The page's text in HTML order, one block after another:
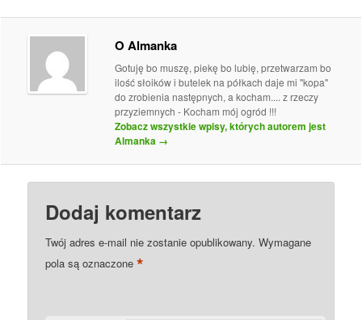
O Almanka
Gotuję bo muszę, piekę bo lubię, przetwarzam bo
ilość słoików i butelek na półkach daje mi "kopa"
do zrobienia następnych, a kocham.... z rzeczy
przyziemnych - Kocham mój ogród !!!
Zobacz wszystkie wpisy, których autorem jest
Almanka →
Dodaj komentarz
Twój adres e-mail nie zostanie opublikowany. Wymagane
pola są oznaczone*